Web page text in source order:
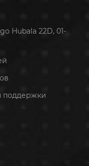
Hubala 22D, 01-
поддержки